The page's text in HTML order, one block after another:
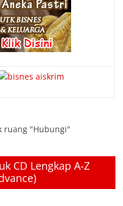
ruang "Hubungi"
CD Lengkap A-Z